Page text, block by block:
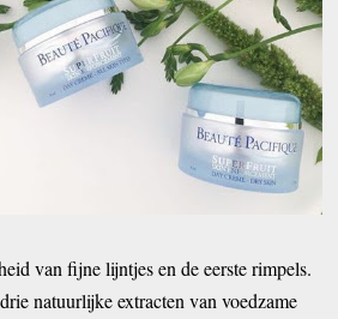
van fijne lijntjes en de eerste rimpels.
natuurlijke extracten van voedzame